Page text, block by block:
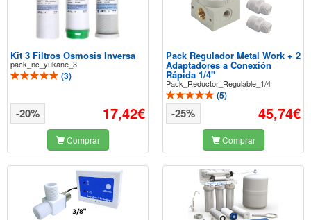
Kit 3 Filtros Osmosis Inversa
pack_nc_yukane_3
(3)
17,42€
-20%
Comprar
Pack Regulador Metal Work + 2
Adaptadores a Conexión
Rápida 1/4"
Pack_Reductor_Regulable_1/4
(5)
45,74€
-25%
Comprar